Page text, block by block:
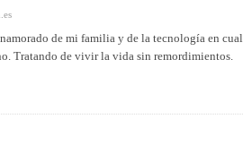
de mi familia y de la tecnología en
Tratando de vivir la vida sin remordimientos.